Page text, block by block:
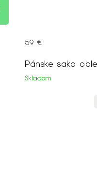
Pánska biela
farebným
45 €